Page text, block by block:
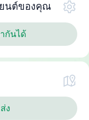
นต์ของคุณ
กันได้
ง